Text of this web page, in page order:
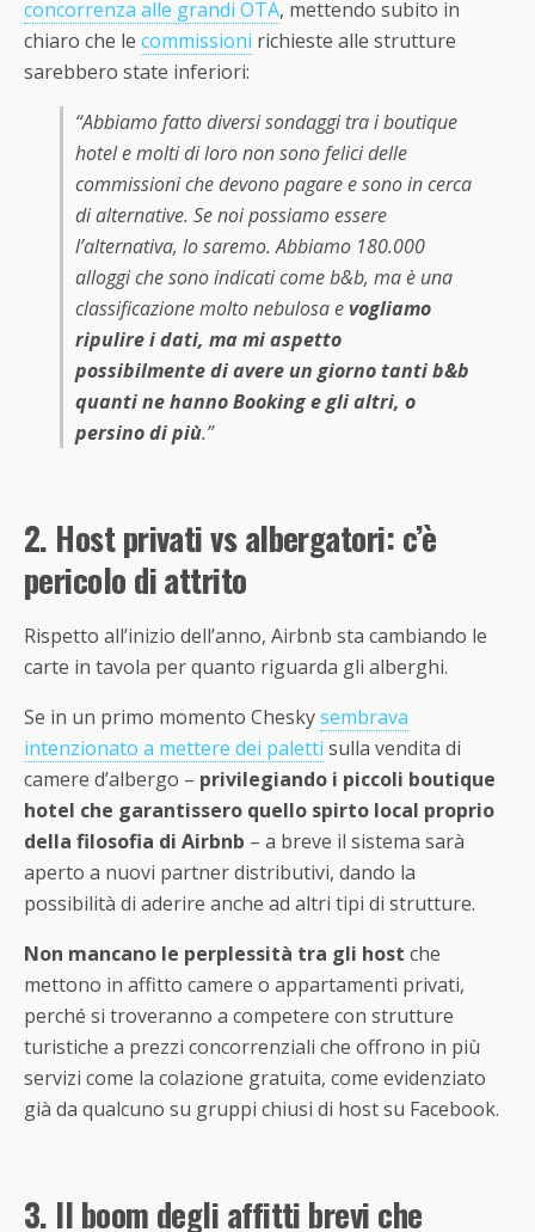
concorrenza alle grandi OTA, mettendo subito in
chiaro che le commissioni richieste alle strutture
sarebbero state inferiori:
“Abbiamo fatto diversi sondaggi tra i boutique
hotel e molti di loro non sono felici delle
commissioni che devono pagare e sono in cerca
di alternative. Se noi possiamo essere
l’alternativa, lo saremo. Abbiamo 180.000
alloggi che sono indicati come b&b, ma è una
classificazione molto nebulosa evogliamo
ripulire i dati, ma mi aspetto
possibilmente di avere un giorno tanti b&b
quanti ne hanno Booking e gli altri, o
persino di più.”
2. Host privati vs albergatori: c’è
pericolo di attrito
Rispetto all’inizio dell’anno, Airbnb sta cambiando le
carte in tavola per quanto riguarda gli alberghi.
Se in un primo momento Cheskysembrava
intenzionato a mettere dei paletti sulla vendita di
camere d’albergo – privilegiando i piccoli boutique
hotel che garantissero quello spirto local proprio
della filosofia di Airbnb – a breve il sistema sarà
aperto a nuovi partner distributivi, dando la
possibilità di aderire anche ad altri tipi di strutture.
Non mancano le perplessità tra gli host che
mettono in affitto camere o appartamenti privati,
perché si troveranno a competere con strutture
turistiche a prezzi concorrenziali che offrono in più
servizi come la colazione gratuita, come evidenziato
già da qualcuno su gruppi chiusi di host su Facebook.
3. Il boom degli affitti brevi che